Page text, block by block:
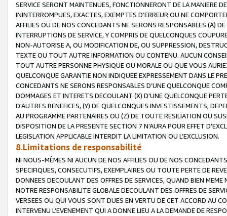
SERVICE SERONT MAINTENUES, FONCTIONNERONT DE LA MANIERE
ININTERROMPUES, EXACTES, EXEMPTES D’ERREUR OU NE
AFFILIES OU DE NOS CONCEDANTS NE SERONS RESPONSABLES (A)
INTERRUPTIONS DE SERVICE, Y COMPRIS DE QUELCONQUES
NON-AUTORISE A, OU MODIFICATION DE, OU SUPPRESSION,
TEXTE OU TOUT AUTRE INFORMATION OU CONTENU. AUCUN
TOUT AUTRE PERSONNE PHYSIQUE OU MORALE OU QUE VOUS
QUELCONQUE GARANTIE NON INDIQUEE EXPRESSEMENT DANS LE
CONCEDANTS NE SERONS RESPONSABLES D’UNE QUELCONQUE
DOMMAGES ET INTERETS DECOULANT (X) D'UNE QUELCONQUE
D'AUTRES BENEFICES, (Y) DE QUELCONQUES INVESTISSEMENTS,
AU PROGRAMME PARTENAIRES OU (Z) DE TOUTE RESILIATION OU
DISPOSITION DE LA PRESENTE SECTION 7 N'AURA POUR EFFET
LEGISLATION APPLICABLE INTERDIT LA LIMITATION OU L’EXCLUSION.
8.Limitations de responsabilité
NI NOUS-MÊMES NI AUCUN DE NOS AFFILIES OU DE NOS
SPECIFIQUES, CONSECUTIFS, EXEMPLAIRES OU TOUTE PERTE DE
DONNEES DECOULANT DES OFFRES DE SERVICES, QUAND BIEN
NOTRE RESPONSABILITE GLOBALE DECOULANT DES OFFRES DE
VERSEES OU QUI VOUS SONT DUES EN VERTU DE CET ACCORD AU
INTERVENU L’EVENEMENT QUI A DONNE LIEU A LA DEMANDE DE